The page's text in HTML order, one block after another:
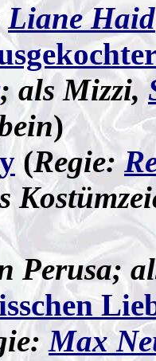
Liane Haid
; als Mizzi,
)
(Regie:
Perusa;
Max